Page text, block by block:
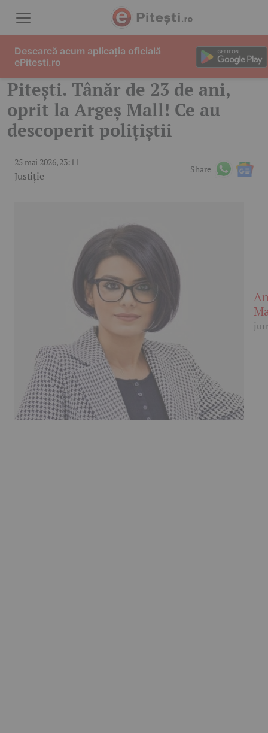
Pitești. Tânăr de 23 de ani,
oprit la Argeș Mall! Ce au
descoperit polițiștii
25 mai 2026, 23:11
Justiție
Share
Descarcă acum aplicația oficială
ePitesti.ro